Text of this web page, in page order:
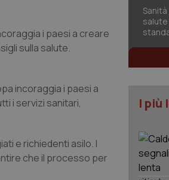
i paesi a creare
sulla salute.
incoraggia i paesi a
i servizi sanitari,
e richiedenti asilo. I
che il processo per
I più